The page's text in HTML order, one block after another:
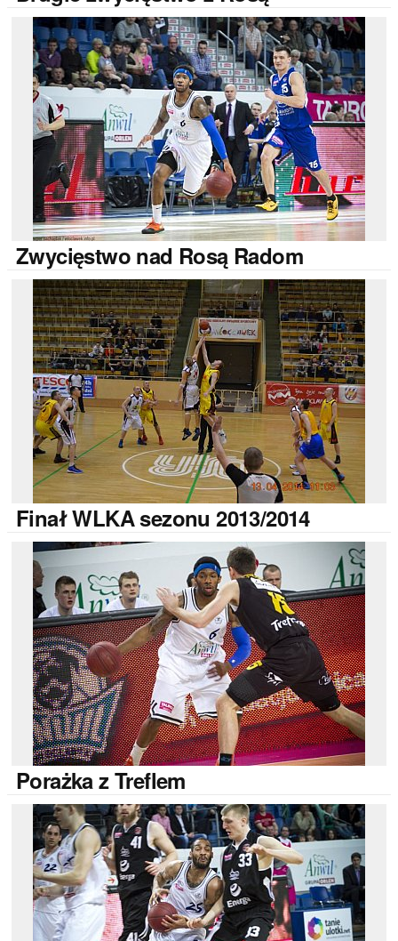
Zwycięstwo nad Rosą Radom
FinałWLKA sezonu 2013/2014
Porażkaz Treflem